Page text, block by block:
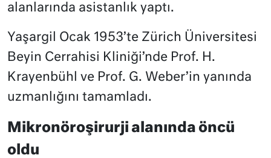
alanlarında asistanlık yaptı.
Yaşargil Ocak 1953’te Zürich Üniversitesi
Beyin Cerrahisi Kliniği’nde Prof. H.
Krayenbühl ve Prof. G. Weber’in yanında
uzmanlığını tamamladı.
Mikronöroşirurji alanında öncü
oldu